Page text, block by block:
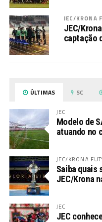
JEC/KRONA
JEC/
captação
ÚLTIMAS SC
JEC
Modelo de
atuando no
JEC/KRONA
Saiba quais
JEC/Krona
JEC
JEC